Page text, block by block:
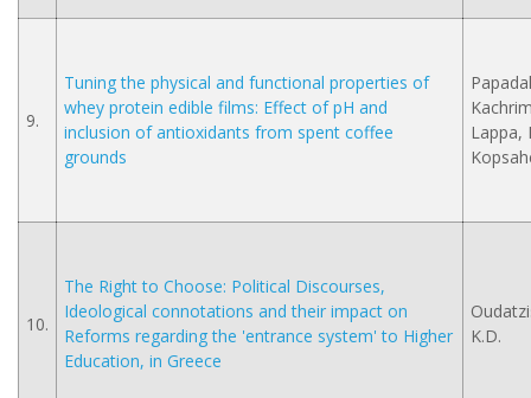
9.
Tuning the physical and functional properties of
whey protein edible films: Effect of pH and
inclusion of antioxidants from spent coffee
grounds
Lappa,
10.
The Right to Choose: Political Discourses,
Ideological connotations and their impact on
Reforms regarding the 'entrance system' to Higher
Education, in Greece
K.D.